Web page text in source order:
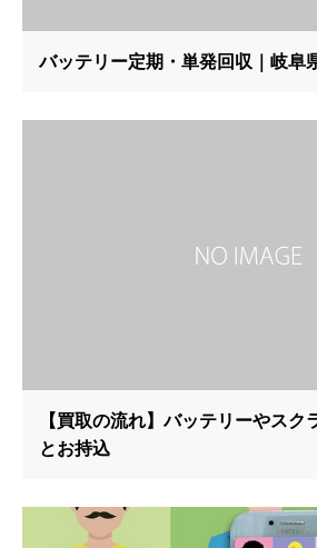
バッテリー定期・単発回収｜岐阜
【買取の流れ】バッテリーやスク
とお持込